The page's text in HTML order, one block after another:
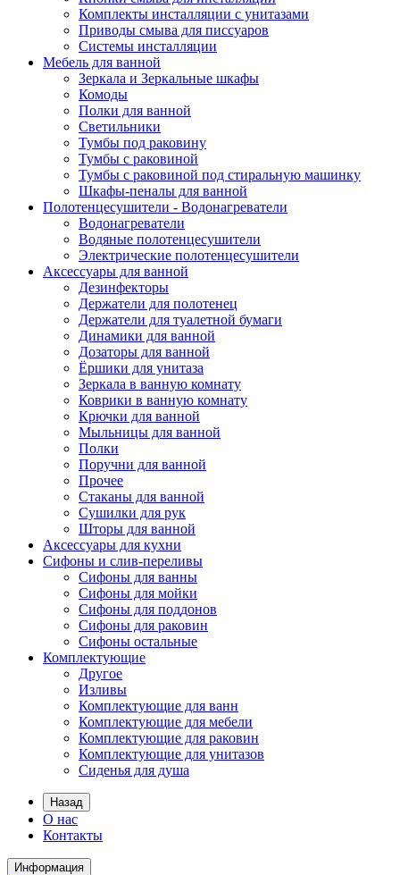
Комплекты инсталляции с унитазами
Приводы смыва для писсуаров
Системы инсталляции
Мебель для ванной
Зеркала и Зеркальные шкафы
Комоды
Полки для ванной
Светильники
Тумбы под раковину
Тумбы с раковиной
Тумбы с раковиной под стиральную машинку
Шкафы-пеналы для ванной
Полотенцесушители - Водонагреватели
Водонагреватели
Водяные полотенцесушители
Электрические полотенцесушители
Аксессуары для ванной
Дезинфекторы
Держатели для полотенец
Держатели для туалетной бумаги
Динамики для ванной
Дозаторы для ванной
Ёршики для унитаза
Зеркала в ванную комнату
Коврики в ванную комнату
Крючки для ванной
Мыльницы для ванной
Полки
Поручни для ванной
Прочее
Стаканы для ванной
Сушилки для рук
Шторы для ванной
Аксессуары для кухни
Сифоны и слив-переливы
Сифоны для ванны
Сифоны для мойки
Сифоны для поддонов
Сифоны для раковин
Сифоны остальные
Комплектующие
Другое
Изливы
Комплектующие для ванн
Комплектующие для мебели
Комплектующие для раковин
Комплектующие для унитазов
Сиденья для душа
Назад
О нас
Контакты
Информация